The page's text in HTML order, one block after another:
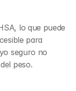
lo que puede
para
seguro no
peso.